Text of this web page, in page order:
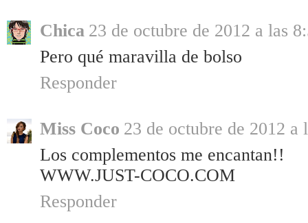
Chica 23 de octubre de 2012 a las
Pero qué maravilla de bolso
Responder
Miss Coco 23 de octubre de 2012 a
Los complementos me encantan!!
WWW.JUST-COCO.COM
Responder